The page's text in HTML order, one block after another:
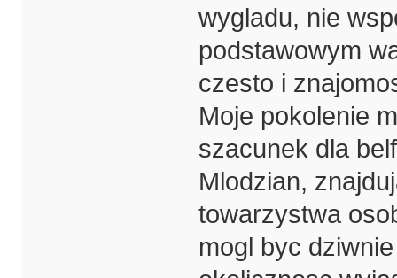
wygladu, nie
podstawowym
czesto i
Moje pokolenie
szacunek dla
Mlodzian,
towarzystwa
mogl byc